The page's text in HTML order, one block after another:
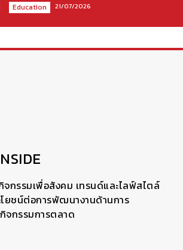
Education 21/07/2026
กรรมเพื่อสังคม เทรนด์และไลฟ์สไตล์
โยชน์ต่อการพัฒนางานด้านการ
จกรรมการตลาด